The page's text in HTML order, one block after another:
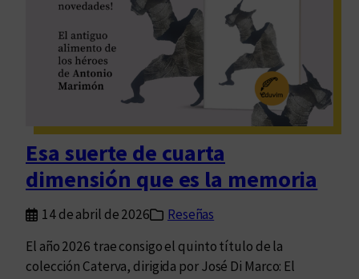
:
l
a
s
A
u
a
f
u
e
t
e
e
v
a
c
a
n
t
o
Esa suerte de cuarta
dimensión que es la memoria
14 de abril de 2026
Reseñas
El año 2026 trae consigo el quinto título de la
colección Caterva, dirigida por José Di Marco: El